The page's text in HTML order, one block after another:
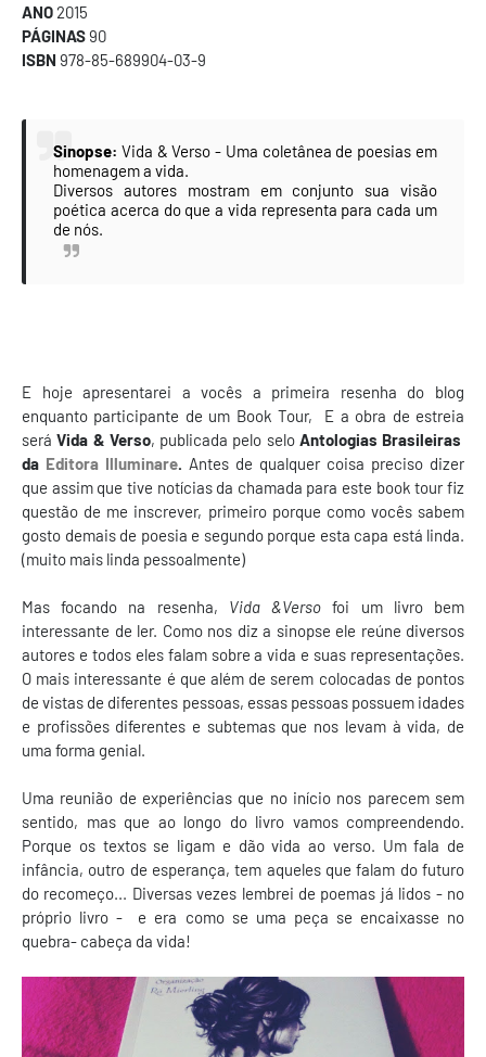
ANO 2015
PÁGINAS90
ISBN 978-85-689904-03-9
Sinopse: Vida & Verso - Uma coletânea de poesias em
homenagem a vida.
Diversos autores mostram em conjunto sua visão
poética acerca do que a vida representa para cada um
de nós.
E hoje apresentarei a vocês a primeira resenha do blog
enquanto participante de um Book Tour, E a obra de estreia
seráVida & Verso, publicada pelo selo Antologias Brasileiras
da Editora Illuminare
Antes de qualquer coisa preciso dizer
que assim que tive notícias da chamada para este book tour fiz
questão de me inscrever, primeiro porque como vocês sabem
gosto demais de poesia e segundo porque esta capa está linda.
(muito mais linda pessoalmente)
Mas focando na resenha, Vida &Verso foi um livro bem
interessante de ler. Como nos diz a sinopse ele reúne diversos
autores e todos eles falam sobre a vida e suas representações.
O mais interessante é que além de serem colocadas de pontos
de vistas de diferentes pessoas, essas pessoas possuem idades
e profissões diferentes e subtemas que nos levam à vida, de
uma forma genial.
Uma reunião de experiências que no início nos parecem sem
sentido, mas que ao longo do livro vamos compreendendo.
Porque os textos se ligam e dão vida ao verso. Um fala de
infância, outro de esperança, tem aqueles que falam do futuro
do recomeço... Diversas vezes lembrei de poemas já lidos - no
próprio livro - e era como se uma peça se encaixasse no
quebra- cabeça da vida!